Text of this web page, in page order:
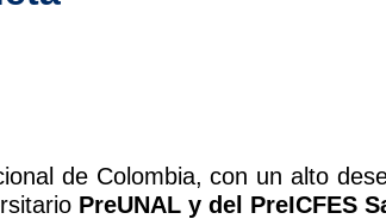
de Colombia, con un alto
PreUNAL y del PreICFES